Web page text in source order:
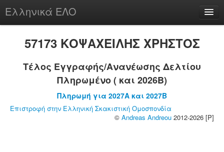
Ελληνικά ΕΛΟ
chesstu.be @ discord
57173 ΚΟΨΑΧΕΙΛΗΣ ΧΡΗΣΤΟΣ
Τέλος Εγγραφής/Ανανέωσης Δελτίου
Πληρωμένο ( και 2026B)
Πληρωμή για 2027A και 2027B
Επιστροφή στην Ελληνική Σκακιστική Ομοσπονδία
© Andreas Andreou 2012-2026 [P]